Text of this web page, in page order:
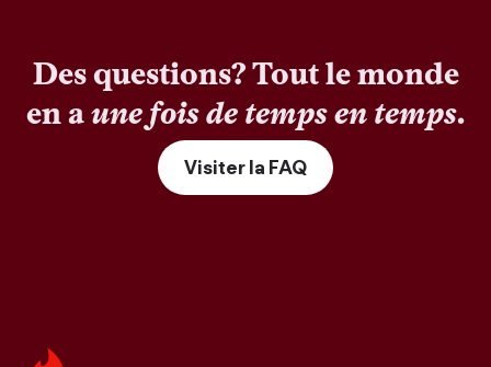
Des questions? Tout le monde
en aune fois de temps en temps.
Visiter la FAQ